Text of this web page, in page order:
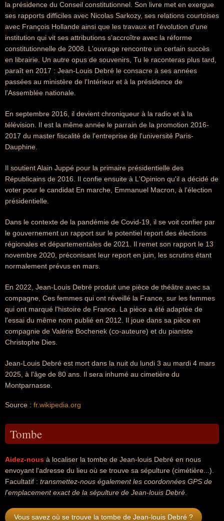
la présidence du Conseil constitutionnel. Son livre met en exergue
ses rapports difficiles avec Nicolas Sarkozy, ses relations courtoises
avec François Hollande ainsi que les travaux et l'évolution d'une
institution qui vit ses attributions s’accroître avec la réforme
constitutionnelle de 2008. L'ouvrage rencontre un certain succès
en librairie. Un autre opus de souvenirs, Tu le raconteras plus tard,
paraît en 2017 : Jean-Louis Debré le consacre à ses années
passées au ministère de l'Intérieur et à la présidence de
l'Assemblée nationale.
En septembre 2016, il devient chroniqueur à la radio et à la
télévision. Il est la même année le parrain de la promotion 2016-
2017 du master fiscalité de l'entreprise de l'université Paris-
Dauphine.
Il soutient Alain Juppé pour la primaire présidentielle des
Républicains de 2016. Il confie ensuite à L'Opinion qu'il a décidé de
voter pour le candidat En marche, Emmanuel Macron, à l'élection
présidentielle.
Dans le contexte de la pandémie de Covid-19, il se voit confier par
le gouvernement un rapport sur le potentiel report des élections
régionales et départementales de 2021. Il remet son rapport le 13
novembre 2020, préconisant leur report en juin, les scrutins étant
normalement prévus en mars.
En 2022, Jean-Louis Debré produit une pièce de théâtre avec sa
compagne, Ces femmes qui ont réveillé la France, sur les femmes
qui ont marqué l'histoire de France. La pièce a été adaptée de
l'essai du même nom publié en 2012. Il joue dans sa pièce en
compagnie de Valérie Bochenek (co-auteure) et du pianiste
Christophe Dies.
Jean-Louis Debré est mort dans la nuit du lundi 3 au mardi 4 mars
2025, à l'âge de 80 ans. Il sera inhumé au cimetière du
Montparnasse.
Source : fr.wikipedia.org
Tombe
Aidez-nous à localiser la tombe de Jean-louis Debré en nous
envoyant l'adresse du lieu où se trouve sa sépulture (cimétière...).
Facultatif : transmettez-nous également les coordonnées GPS de
l'emplacement exact de la sépulture de Jean-louis Debré
Vous savez où se trouve la tombe de Jean-louis Debré ?